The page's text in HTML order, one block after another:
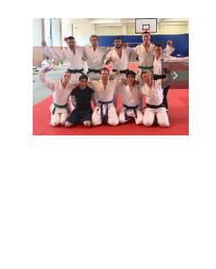
Liberec válí i v
Extralize!